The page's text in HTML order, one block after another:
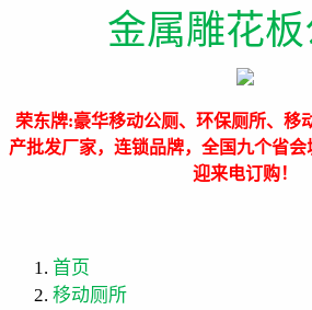
金属雕花板
荣东牌:豪华移动公厕、环保厕所、移
产批发厂家，连锁品牌，全国九个省
迎来电订购！
首页
移动厕所